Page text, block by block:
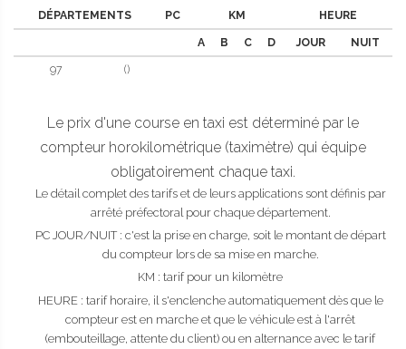
DÉPARTEMENTS PC KM HEURE
A B C D JOUR NUIT
97 ()
Le prix d'une course en taxi est déterminé par le
compteur horokilométrique (taximètre) qui équipe
obligatoirement chaque taxi.
Le détail complet des tarifs et de leurs applications sont définis par
arrêté préfectoral pour chaque département.
PC JOUR/NUIT : c'est la prise en charge, soit le montant de départ
du compteur lors de sa mise en marche.
KM : tarif pour un kilomètre
HEURE : tarif horaire, il s'enclenche automatiquement dès que le
compteur est en marche et que le véhicule est à l'arrêt
(embouteillage, attente du client) ou en alternance avec le tarif